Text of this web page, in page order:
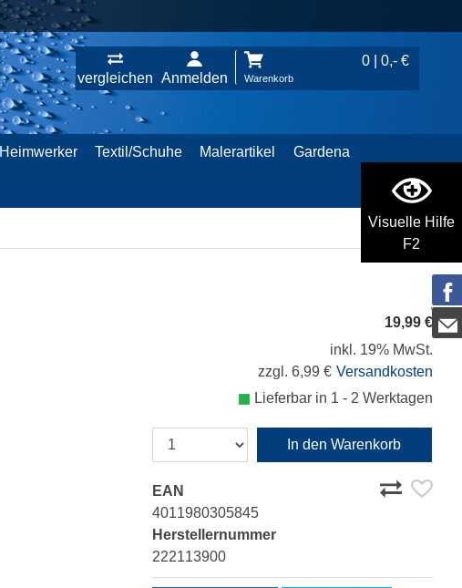
Visuelle Hilfe
F2
vergleichen Anmelden
0 | 0,- €
Warenkorb
Heimwerker Textil/Schuhe Malerartikel Gardena
19,99 €
inkl. 19% MwSt.
zzgl. 6,99 € Versandkosten
Lieferbar in 1 - 2 Werktagen
In den Warenkorb
EAN
4011980305845
Herstellernummer
222113900